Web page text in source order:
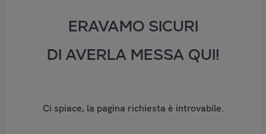
ERAVAMO SICURI
DI AVERLA MESSA QUI!
Ci spiace, la pagina richiesta è introvabile.